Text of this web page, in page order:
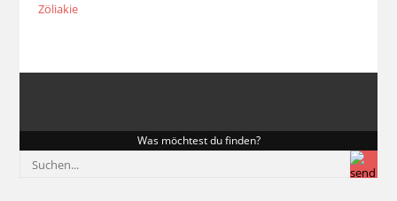
Zöliakie
Was möchtest du finden?